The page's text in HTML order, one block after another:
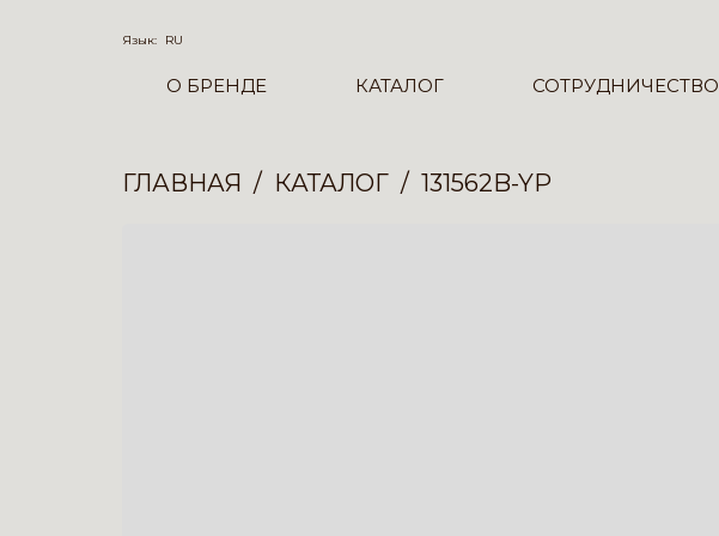
Язык: RU
О БРЕНДЕ КАТАЛОГ СОТРУДНИЧЕСТВО
ГЛАВНАЯ КАТАЛОГ 131562B-YP